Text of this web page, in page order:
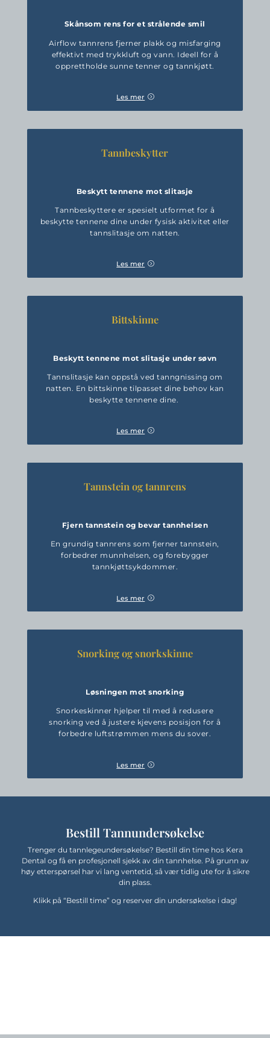
Skånsom rens for et strålende smil
Airflow tannrens fjerner plakk og misfarging
effektivt med trykkluft og vann. Ideell for å
opprettholde sunne tenner og tannkjøtt.
Les mer
Tannbeskytter
Beskytt tennene mot slitasje
Tannbeskyttere er spesielt utformet for å
beskytte tennene dine under fysisk aktivitet eller
tannslitasje om natten.
Les mer
Bittskinne
Beskytt tennene mot slitasje under søvn
Tannslitasje kan oppstå ved tanngnissing om
natten. En bittskinne tilpasset dine behov kan
beskytte tennene dine.
Les mer
Tannstein og tannrens
Fjern tannstein og bevar tannhelsen
En grundig tannrens som fjerner tannstein,
forbedrer munnhelsen, og forebygger
tannkjøttsykdommer.
Les mer
Snorking og snorkskinne
Løsningen mot snorking
Snorkeskinner hjelper til med å redusere
snorking ved å justere kjevens posisjon for å
forbedre luftstrømmen mens du sover.
Les mer
Bestill Tannundersøkelse
Trenger du tannlegeundersøkelse? Bestill din time hos Kera
Dental og få en profesjonell sjekk av din tannhelse. På grunn av
høy etterspørsel har vi lang ventetid, så vær tidlig ute for å sikre
din plass.
Klikk på “Bestill time” og reserver din undersøkelse i dag!